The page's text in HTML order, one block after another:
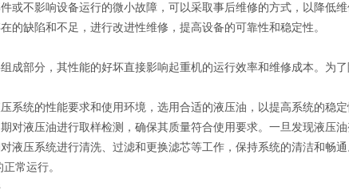
不影响设备运行的微小故障，可以采取事后维修的方式，以降低维
缺陷和不足，进行改进性维修，提高设备的可靠性和稳定性。
部分，其性能的好坏直接影响起重机的运行效率和维修成本。为
统的性能要求和使用环境，选用合适的液压油，以提高系统的稳定
液压油进行取样检测，确保其质量符合使用要求。一旦发现液压油
压系统进行清洗、过滤和更换滤芯等工作，保持系统的清洁和畅
常运行。